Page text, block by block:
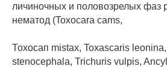
личиночных и половозрелых фаз
нематод (Toxocara cams,
Тохосап mistax, Toxascaris
stenocephala, Trichuris vulpis,